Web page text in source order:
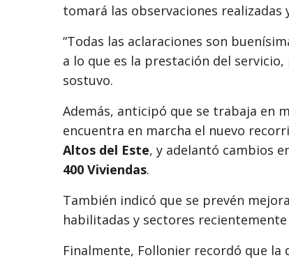
tomará las observaciones
“Todas las aclaraciones son
a lo que es la prestación del
sostuvo.
Además, anticipó que se trabaja en
encuentra en marcha el nuevo
Altos del Este, y adelantó cambios
400 Viviendas.
También indicó que se prevén
habilitadas y sectores
Finalmente, Follonier recordó que